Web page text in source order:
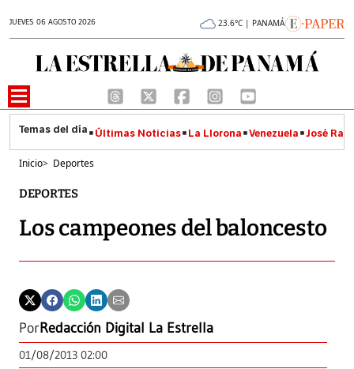
JUEVES 06 AGOSTO 2026 23.6°C | PANAMÁ
Últimas Noticias La Llorona Venezuela José
Inicio> Deportes
DEPORTES
Los campeones del baloncesto
PorRedacción Digital La Estrella
01/08/2013 02:00